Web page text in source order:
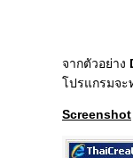
จากตัวอย่าง
โปรแกรมจ
Screenshot